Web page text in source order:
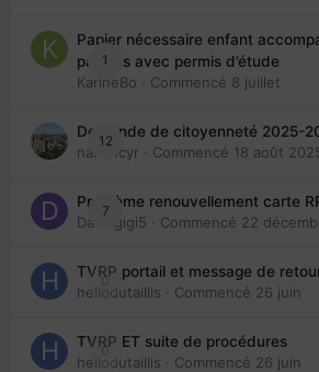
1
Papier nécessaire enfant
parents avec permis d’étude
KarineBo · Commencé 8 juillet
12
Demande de citoyenneté 2025-
nanancyr · Commencé 18 août
7
Problème renouvellement carte
Davidgigi5 · Commencé 22
0
TVRP portail et message de
hellodutaillis · Commencé 26 juin
0
TVRP ET suite de procédures
hellodutaillis · Commencé 26 juin